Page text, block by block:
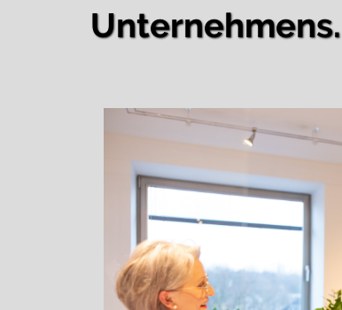
Unternehmens.